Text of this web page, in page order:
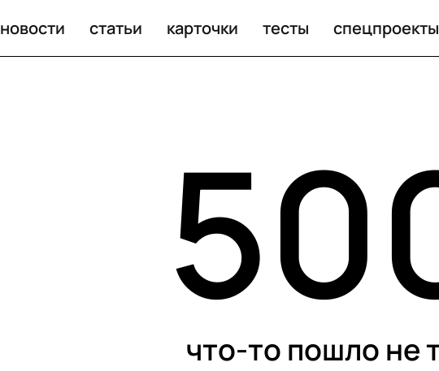
новости статьи карточки тесты спецпроекты
что-то пошло не